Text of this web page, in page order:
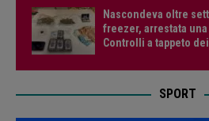
Nascondeva oltre
freezer, arrestata
Controlli a tappeto
SPORT